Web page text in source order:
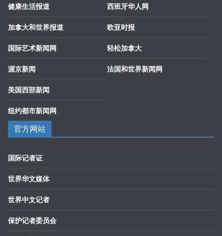
健康生活报道
加拿大和世界报道
国际艺术新闻网
渥京新闻
美国西部新闻
纽约都市新闻网
西班牙华人网
欧亚时报
轻松加拿大
法国和世界新闻网
官方网站
国际记者证
世界华文媒体
世界中文记者
保护记者委员会